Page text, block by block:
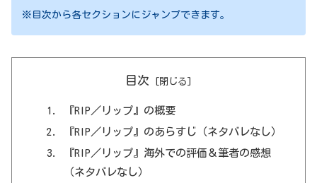
※目次から各セクションにジャンプできます。
目次
『RIP／リップ』の概要
『RIP／リップ』のあらすじ（ネタバレなし）
『RIP／リップ』海外での評価＆筆者の感想
（ネタバレなし）